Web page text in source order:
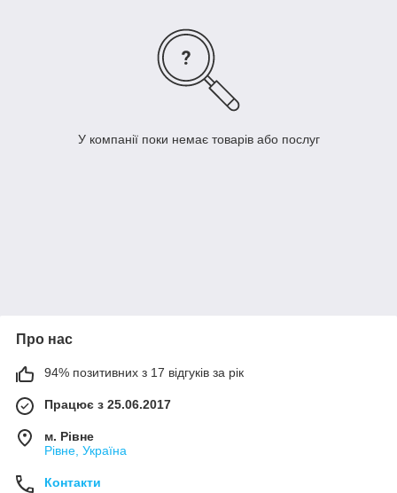
У компанії поки немає товарів або послуг
Про нас
94% позитивних з 17 відгуків за рік
Працює з 25.06.2017
м. Рівне
Рівне, Україна
Контакти